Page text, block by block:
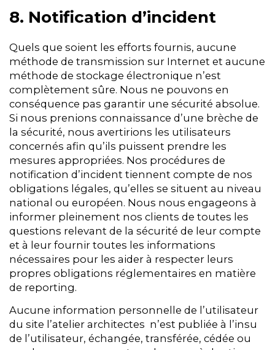
8. Notification d’incident
Quels que soient les efforts fournis, aucune
méthode de transmission sur Internet et aucune
méthode de stockage électronique n’est
complètement sûre. Nous ne pouvons en
conséquence pas garantir une sécurité absolue.
Si nous prenions connaissance d’une brèche de
la sécurité, nous avertirions les utilisateurs
concernés afin qu’ils puissent prendre les
mesures appropriées. Nos procédures de
notification d’incident tiennent compte de nos
obligations légales, qu’elles se situent au niveau
national ou européen. Nous nous engageons à
informer pleinement nos clients de toutes les
questions relevant de la sécurité de leur compte
et à leur fournir toutes les informations
nécessaires pour les aider à respecter leurs
propres obligations réglementaires en matière
de reporting.
Aucune information personnelle de l’utilisateur
du site l’atelier architectes n’est publiée à l’insu
de l’utilisateur, échangée, transférée, cédée ou